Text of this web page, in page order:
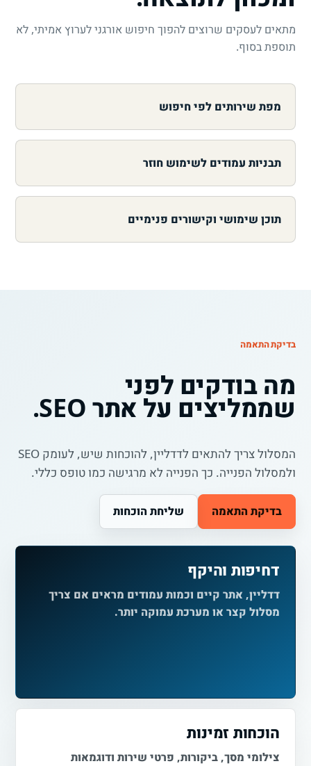
מתאים לעסקים שרוצים להפוך חיפוש אורגני לערוץ אמיתי, לא
תוספת בסוף.
מפת שירותים לפי חיפוש
תבניות עמודים לשימוש חוזר
תוכן שימושי וקישורים פנימיים
בדיקת התאמה
מה בודקים לפני
שממליצים על אתר SEO.
המסלול צריך להתאים לדדליין, להוכחות שיש, לעומק SEO
ולמסלול הפנייה. כך הפנייה לא מרגישה כמו טופס כללי.
בדיקת התאמה שליחת הוכחות
דחיפות והיקף
דדליין, אתר קיים וכמות עמודים מראים אם צריך
מסלול קצר או מערכת עמוקה יותר.
הוכחות זמינות
צילומי מסך, ביקורות, פרטי שירות ודוגמאות